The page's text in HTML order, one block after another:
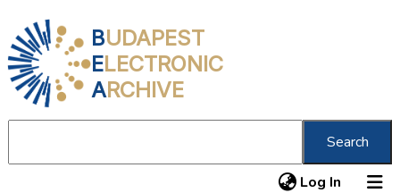
BUDAPEST
ELECTRONIC
ARCHIVE
Search
Log In (current)